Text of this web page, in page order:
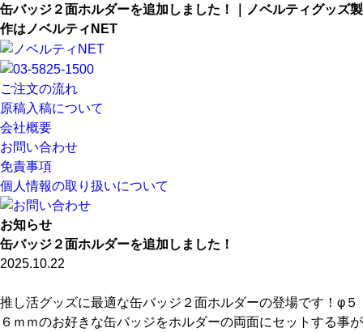
缶バッジ２面ホルダーを追加しました！｜ノベルティグッズ製
作はノベルティNET
ご注文の流れ
原稿入稿について
会社概要
お問い合わせ
免責事項
個人情報の取り扱いについて
お知らせ
缶バッジ２面ホルダーを追加しました！
2025.10.22
推し活グッズに最適な缶バッジ２面ホルダーの登場です！φ５
６ｍｍのお好きな缶バッジをホルダーの両面にセットする事が